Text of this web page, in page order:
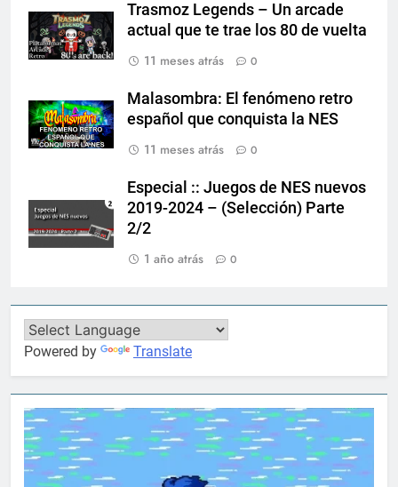
Trasmoz Legends – Un arcade
actual que te trae los 80 de vuelta
11 meses atrás
0
Malasombra: El fenómeno retro
español que conquista la NES
11 meses atrás
0
Especial :: Juegos de NES nuevos
2019-2024 – (Selección) Parte
2/2
1 año atrás
0
Powered by Translate